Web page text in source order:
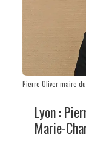
Pierre Oliver maire
Lyon :
Marie-